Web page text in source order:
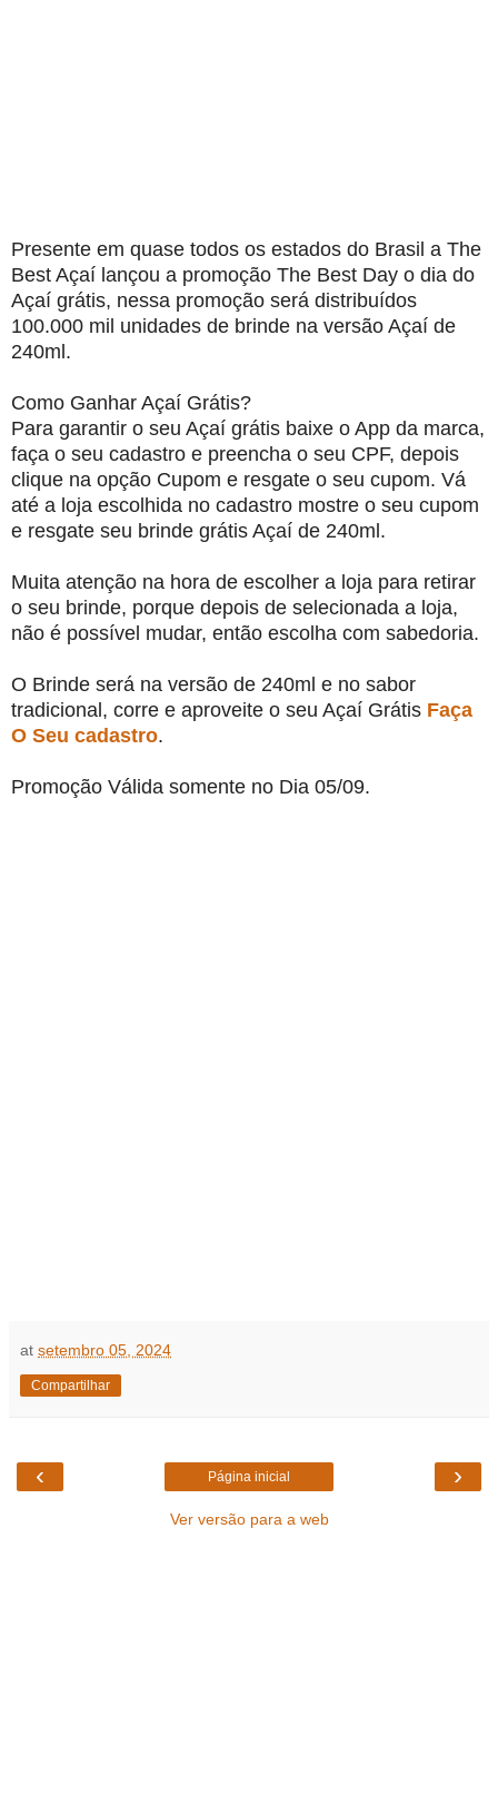
Presente em quase todos os estados do Brasil a The
Best Açaí lançou a promoção The Best Day o dia do
Açaí grátis, nessa promoção será distribuídos
100.000 mil unidades de brinde na versão Açaí de
240ml.
Como Ganhar Açaí Grátis?
Para garantir o seu Açaí grátis baixe o App da marca,
faça o seu cadastro e preencha o seu CPF, depois
clique na opção Cupom e resgate o seu cupom. Vá
até a loja escolhida no cadastro mostre o seu cupom
e resgate seu brinde grátis Açaí de 240ml.
Muita atenção na hora de escolher a loja para retirar
o seu brinde, porque depois de selecionada a loja,
não é possível mudar, então escolha com sabedoria.
O Brinde será na versão de 240ml e no sabor
tradicional, corre e aproveite o seu Açaí Grátis Faça
O Seu cadastro.
Promoção Válida somente no Dia 05/09.
at setembro 05, 2024
Compartilhar
‹ ›
Página inicial
Ver versão para a web